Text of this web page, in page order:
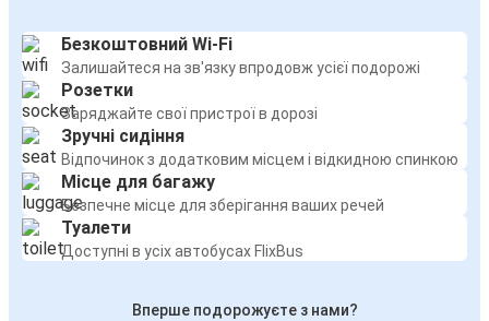
Безкоштовний Wi-Fi
Залишайтеся на зв'язку впродовж усієї подорожі
Розетки
Заряджайте свої пристрої в дорозі
Зручні сидіння
Відпочинок з додатковим місцем і відкидною спинкою
Місце для багажу
Безпечне місце для зберігання ваших речей
Туалети
Доступні в усіх автобусах FlixBus
Вперше подорожуєте з нами?